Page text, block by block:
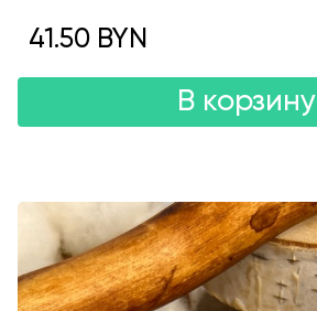
41.50 BYN
В корзину